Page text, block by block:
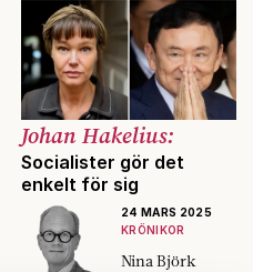
Johan Hakelius:
Socialister gör det
enkelt för sig
24 MARS 2025
KRÖNIKOR
Nina Björk